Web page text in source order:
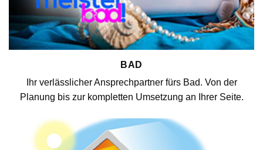
BAD
Ihr verlässlicher Ansprechpartner fürs Bad. Von der
Planung bis zur kompletten Umsetzung an Ihrer Seite.